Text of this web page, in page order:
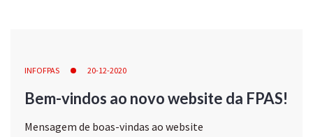
INFOFPAS 20-12-2020
Bem-vindos ao novo website da FPAS!
Mensagem de boas-vindas ao website